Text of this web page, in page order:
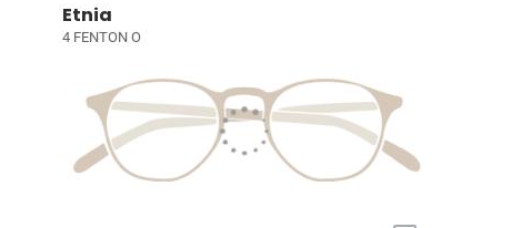
Etnia
4 FENTON O